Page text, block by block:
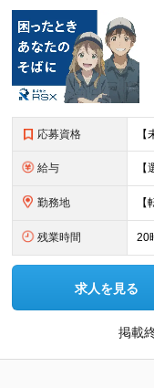
応募資格
給与
勤務地
残業時間 20
求人を見る
掲載